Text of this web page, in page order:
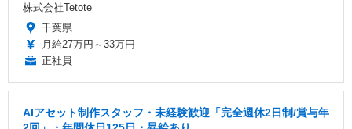
株式会社Tetote
千葉県
月給27万円～33万円
正社員
AIアセット制作スタッフ・未経験歓迎「完全週休2日制/賞与年